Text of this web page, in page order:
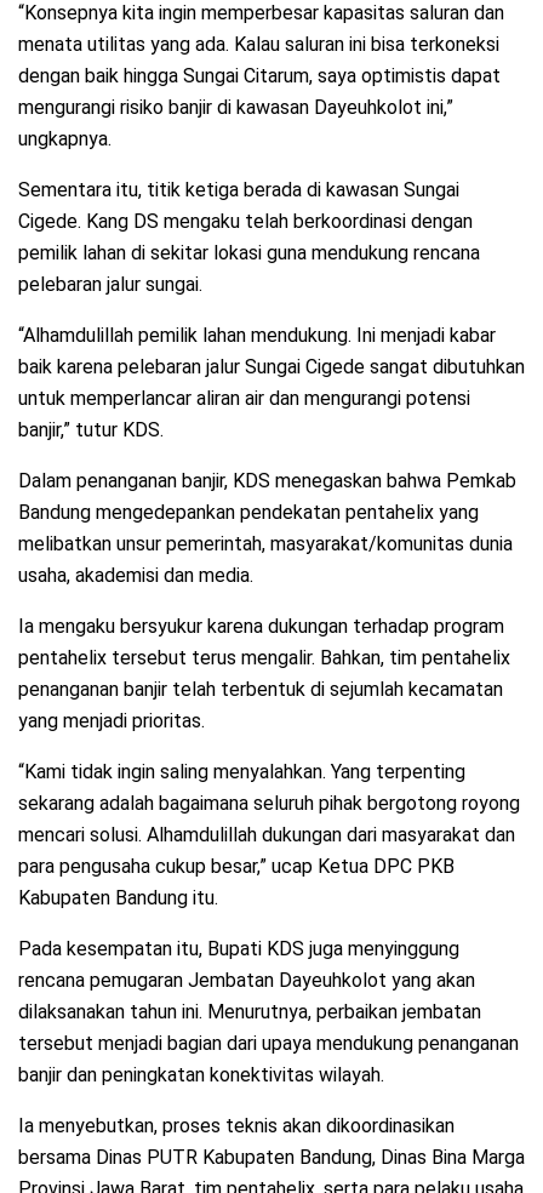
“Konsepnya kita ingin memperbesar kapasitas saluran dan
menata utilitas yang ada. Kalau saluran ini bisa terkoneksi
dengan baik hingga Sungai Citarum, saya optimistis dapat
mengurangi risiko banjir di kawasan Dayeuhkolot ini,”
ungkapnya.
Sementara itu, titik ketiga berada di kawasan Sungai
Cigede. Kang DS mengaku telah berkoordinasi dengan
pemilik lahan di sekitar lokasi guna mendukung rencana
pelebaran jalur sungai.
“Alhamdulillah pemilik lahan mendukung. Ini menjadi kabar
baik karena pelebaran jalur Sungai Cigede sangat dibutuhkan
untuk memperlancar aliran air dan mengurangi potensi
banjir,” tutur KDS.
Dalam penanganan banjir, KDS menegaskan bahwa Pemkab
Bandung mengedepankan pendekatan pentahelix yang
melibatkan unsur pemerintah, masyarakat/komunitas dunia
usaha, akademisi dan media.
Ia mengaku bersyukur karena dukungan terhadap program
pentahelix tersebut terus mengalir. Bahkan, tim pentahelix
penanganan banjir telah terbentuk di sejumlah kecamatan
yang menjadi prioritas.
“Kami tidak ingin saling menyalahkan. Yang terpenting
sekarang adalah bagaimana seluruh pihak bergotong royong
mencari solusi. Alhamdulillah dukungan dari masyarakat dan
para pengusaha cukup besar,” ucap Ketua DPC PKB
Kabupaten Bandung itu.
Pada kesempatan itu, Bupati KDS juga menyinggung
rencana pemugaran Jembatan Dayeuhkolot yang akan
dilaksanakan tahun ini. Menurutnya, perbaikan jembatan
tersebut menjadi bagian dari upaya mendukung penanganan
banjir dan peningkatan konektivitas wilayah.
Ia menyebutkan, proses teknis akan dikoordinasikan
bersama Dinas PUTR Kabupaten Bandung, Dinas Bina Marga